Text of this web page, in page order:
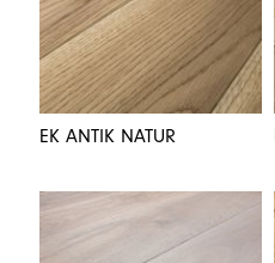
EK ANTIK NATUR